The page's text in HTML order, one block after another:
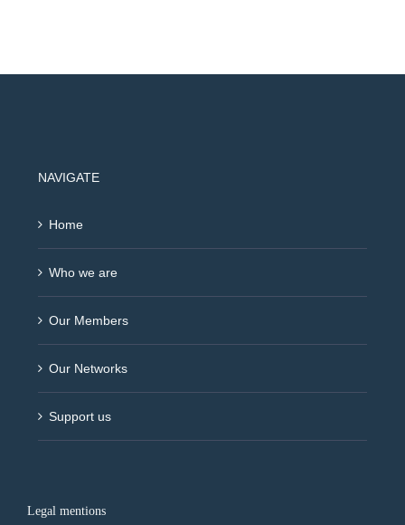
NAVIGATE
Home
Who we are
Our Members
Our Networks
Support us
Legal mentions